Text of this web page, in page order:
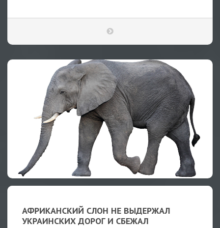
АФРИКАНСКИЙ СЛОН НЕ ВЫДЕРЖАЛ
УКРАИНСКИХ ДОРОГ И СБЕЖАЛ